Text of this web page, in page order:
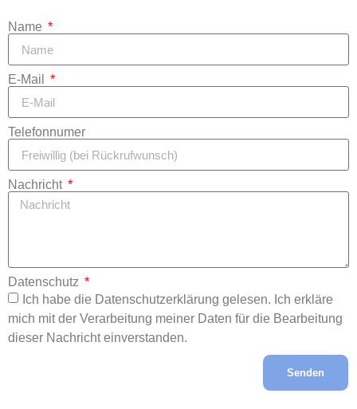
Name
E-Mail
Telefonnumer
Nachricht
Datenschutz
Ich habe die Datenschutzerklärung gelesen. Ich erkläre
mich mit der Verarbeitung meiner Daten für die Bearbeitung
dieser Nachricht einverstanden.
Senden